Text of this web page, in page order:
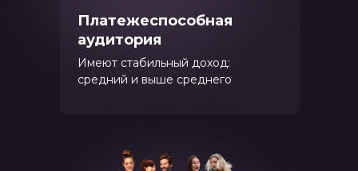
Платежеспособная
аудитория
Имеют стабильный доход:
средний и выше среднего